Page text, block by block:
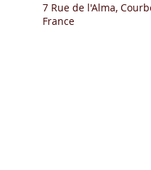
7 Rue de l'Alma,
France